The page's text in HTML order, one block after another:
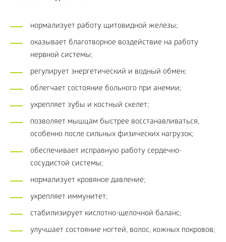
нормализует работу щитовидной железы;
оказывает благотворное воздействие на работу
нервной системы;
регулирует энергетический и водный обмен;
облегчает состояние больного при анемии;
укрепляет зубы и костный скелет;
позволяет мышцам быстрее восстанавливаться,
особенно после сильных физических нагрузок;
обеспечивает исправную работу сердечно-
сосудистой системы;
нормализует кровяное давление;
укрепляет иммунитет;
стабилизирует кислотно-щелочной баланс;
улучшает состояние ногтей, волос, кожных покровов;